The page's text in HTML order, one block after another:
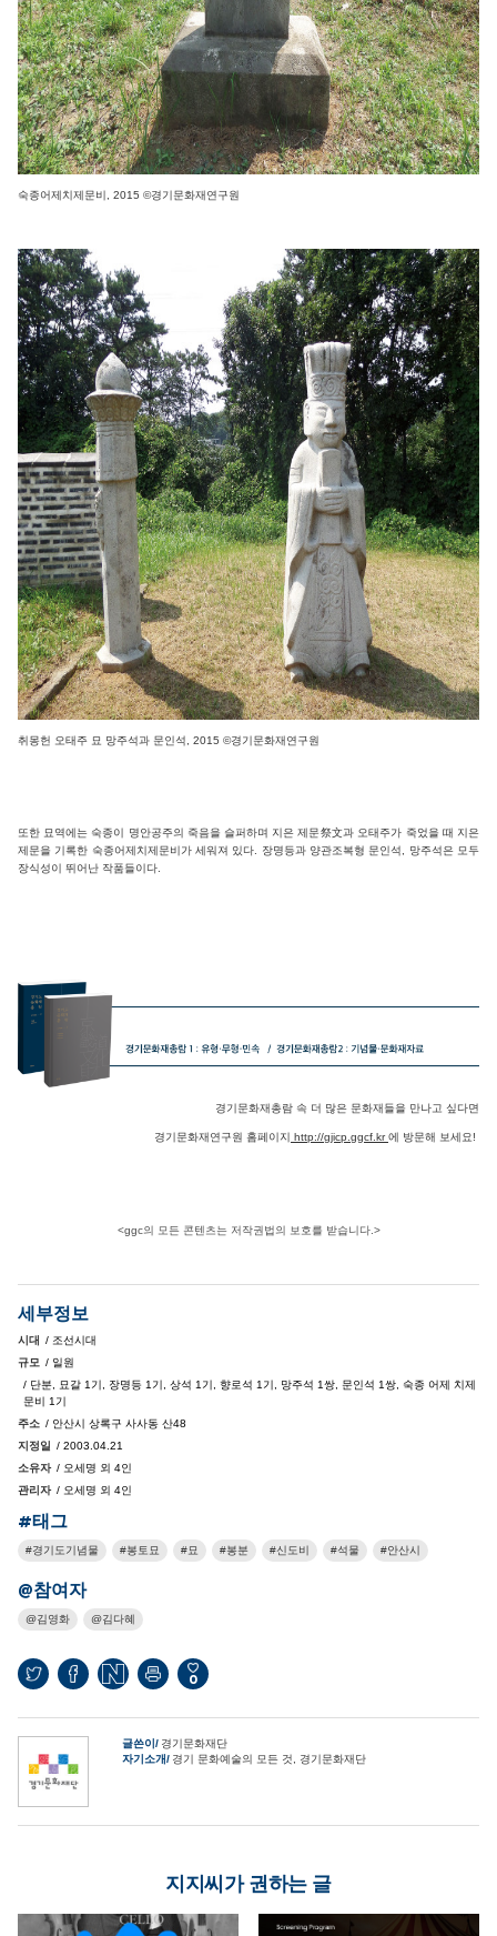
숙종어제치제문비, 2015 ©경기문화재연구원
취몽헌 오태주 묘 망주석과 문인석, 2015 ©경기문화재연구원
또한 묘역에는 숙종이 명안공주의 죽음을 슬퍼하며 지은 제문祭文과 오태주가 죽었을 때 지은
제문을 기록한 숙종어제치제문비가 세워져 있다. 장명등과 양관조복형 문인석, 망주석은 모두
장식성이 뛰어난 작품들이다.
경기문화재총람 속 더 많은 문화재들을 만나고 싶다면
경기문화재연구원 홈페이지 http://gjicp.ggcf.kr에 방문해 보세요!
<ggc의 모든 콘텐츠는 저작권법의 보호를 받습니다.>
세부정보
시대
/ 조선시대
규모 / 일원
/ 단분, 묘갈 1기, 장명등 1기, 상석 1기, 향로석 1기, 망주석 1쌍, 문인석 1쌍, 숙종 어제 치제
문비 1기
주소 / 안산시 상록구 사사동 산48
지정일
/ 2003.04.21
소유자 / 오세명 외 4인
관리자 / 오세명 외 4인
#태그
경기도기념물 봉토묘 묘 봉분 신도비 석물 안산시
@참여자
김영화 김다혜
0
글쓴이
경기문화재단
자기소개
경기 문화예술의 모든 것, 경기문화재단
지지씨가 권하는 글